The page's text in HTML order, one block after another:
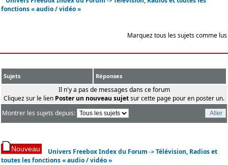
fonctions « audio / vidéo »
Marquez tous les sujets comme lus
Sujets Réponses
Il n'y a pas de messages dans ce forum
Cliquez sur le lien Poster un nouveau sujetsur cette page pour en poster un.
Montrer les sujets depuis:
Univers Freebox Index du Forum ->Télévision, Radios et
toutes les fonctions « audio / vidéo »